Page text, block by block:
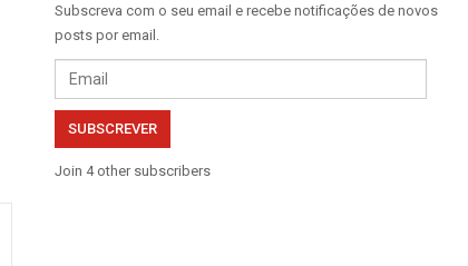
Subscreva com o seu email e recebe notificações de novos
posts por email.
Email
SUBSCREVER
Join 4 other subscribers